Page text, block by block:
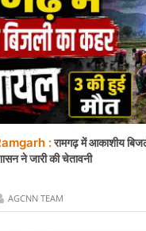
:रामगढ़ में आकाशीय
ने जारी की चेतावनी
AGCNN TEAM